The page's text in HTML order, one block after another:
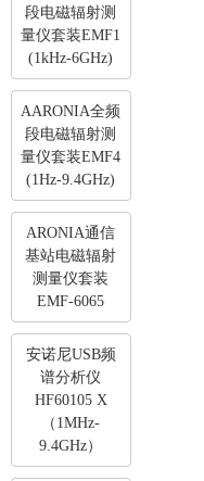
段电磁辐射测
量仪套装EMF1
(1kHz-6GHz)
AARONIA全频
段电磁辐射测
量仪套装EMF4
(1Hz-9.4GHz)
ARONIA通信
基站电磁辐射
测量仪套装
EMF-6065
安诺尼USB频
谱分析仪
HF60105 X
（1MHz-
9.4GHz）